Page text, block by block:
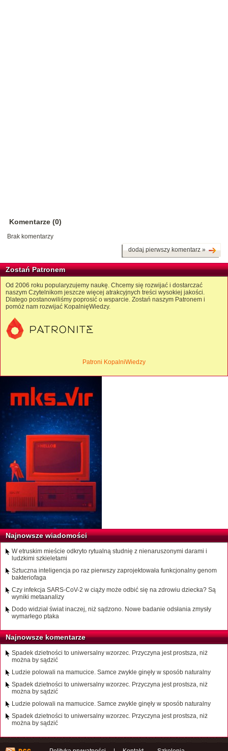
Komentarze (0)
Brak komentarzy
dodaj pierwszy komentarz »
Zostań Patronem
Od 2006 roku popularyzujemy naukę. Chcemy się rozwijać i dostarczać
naszym Czytelnikom jeszcze więcej atrakcyjnych treści wysokiej jakości.
Dlatego postanowiliśmy poprosić o wsparcie. Zostań naszym Patronem i
pomóż nam rozwijać KopalnięWiedzy.
Patroni KopalniWiedzy
Najnowsze wiadomości
W etruskim mieście odkryto rytualną studnię z nienaruszonymi darami i
ludzkimi szkieletami
Sztuczna inteligencja po raz pierwszy zaprojektowała funkcjonalny genom
bakteriofaga
Czy infekcja SARS-CoV-2 w ciąży może odbić się na zdrowiu dziecka? Są
wyniki metaanalizy
Dodo widział świat inaczej, niż sądzono. Nowe badanie odsłania zmysły
wymarłego ptaka
Najnowsze komentarze
Spadek dzietności to uniwersalny wzorzec. Przyczyna jest prostsza, niż
można by sądzić
Ludzie polowali na mamucice. Samce zwykle ginęły w sposób naturalny
Spadek dzietności to uniwersalny wzorzec. Przyczyna jest prostsza, niż
można by sądzić
Ludzie polowali na mamucice. Samce zwykle ginęły w sposób naturalny
Spadek dzietności to uniwersalny wzorzec. Przyczyna jest prostsza, niż
można by sądzić